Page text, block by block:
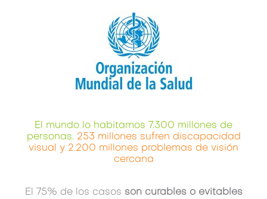
El mundo lo habitamos 7.300 millones de
personas. 253 millones sufren discapacidad
visual y 2.200 millones problemas de visión
cercana
El 75% de los casos son curables o evitables